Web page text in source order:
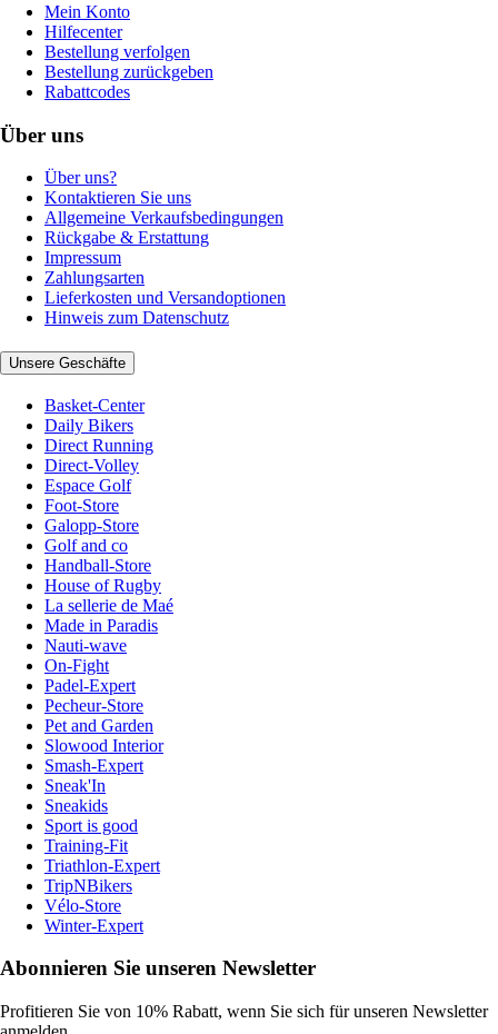
Mein Konto
Hilfecenter
Bestellung verfolgen
Bestellung zurückgeben
Rabattcodes
Über uns
Über uns?
Kontaktieren Sie uns
Allgemeine Verkaufsbedingungen
Rückgabe & Erstattung
Impressum
Zahlungsarten
Lieferkosten und Versandoptionen
Hinweis zum Datenschutz
Unsere Geschäfte
Basket-Center
Daily Bikers
Direct Running
Direct-Volley
Espace Golf
Foot-Store
Galopp-Store
Golf and co
Handball-Store
House of Rugby
La sellerie de Maé
Made in Paradis
Nauti-wave
On-Fight
Padel-Expert
Pecheur-Store
Pet and Garden
Slowood Interior
Smash-Expert
Sneak'In
Sneakids
Sport is good
Training-Fit
Triathlon-Expert
TripNBikers
Vélo-Store
Winter-Expert
Abonnieren Sie unseren Newsletter
Profitieren Sie von 10% Rabatt, wenn Sie sich für unseren Newsletter